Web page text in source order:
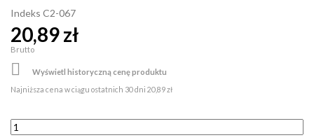
Indeks C2-067
20,89 zł
Brutto

Wyświetl historyczną cenę produktu
Najniższa cena w ciągu ostatnich 30 dni 20,89 zł